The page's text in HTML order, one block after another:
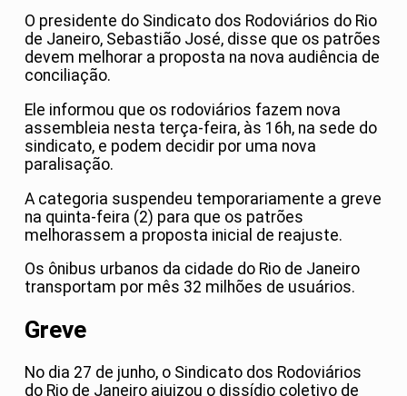
O presidente do Sindicato dos Rodoviários do Rio
de Janeiro, Sebastião José, disse que os patrões
devem melhorar a proposta na nova audiência de
conciliação.
Ele informou que os rodoviários fazem nova
assembleia nesta terça-feira, às 16h, na sede do
sindicato, e podem decidir por uma nova
paralisação.
A categoria suspendeu temporariamente a greve
na quinta-feira (2) para que os patrões
melhorassem a proposta inicial de reajuste.
Os ônibus urbanos da cidade do Rio de Janeiro
transportam por mês 32 milhões de usuários.
Greve
No dia 27 de junho, o Sindicato dos Rodoviários
do Rio de Janeiro ajuizou o dissídio coletivo de